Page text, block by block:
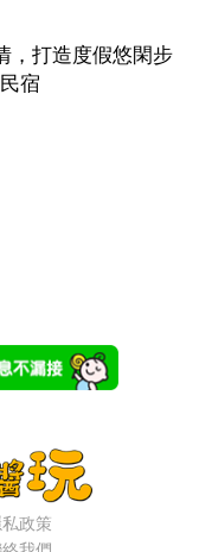
，打造度假悠閑步
宿
私政策